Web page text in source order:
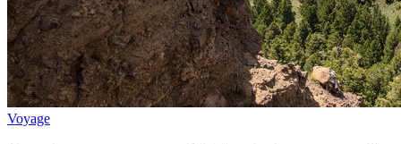
Voyage